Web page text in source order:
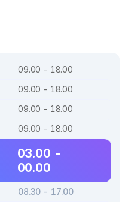
09.00 - 18.00
09.00 - 18.00
09.00 - 18.00
09.00 - 18.00
03.00 -
00.00
08.30 - 17.00